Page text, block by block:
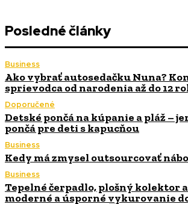
Posledné články
Business
Ako vybrať autosedačku Nuna?
sprievodca od narodenia až do 12
Doporučené
Detské pončá na kúpanie a pláž –
pončá pre deti s kapucňou
Business
Kedy má zmysel outsourcovať
Business
Tepelné čerpadlo, plošný kolektor
moderné a úsporné vykurovanie